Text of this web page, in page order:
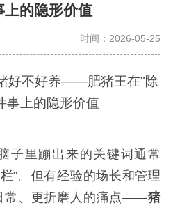
的隐形价值
时间：2026-05-25
好不好养——肥猪王在"除
事上的隐形价值
子里蹦出来的关键词通常
"。但有经验的场长和管理
常、更折磨人的痛点——猪